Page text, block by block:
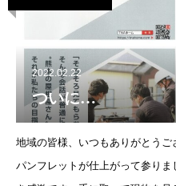
2022.02.22
ついに…
地域の皆様、いつもありがとう
パンフレットが仕上がって参りま